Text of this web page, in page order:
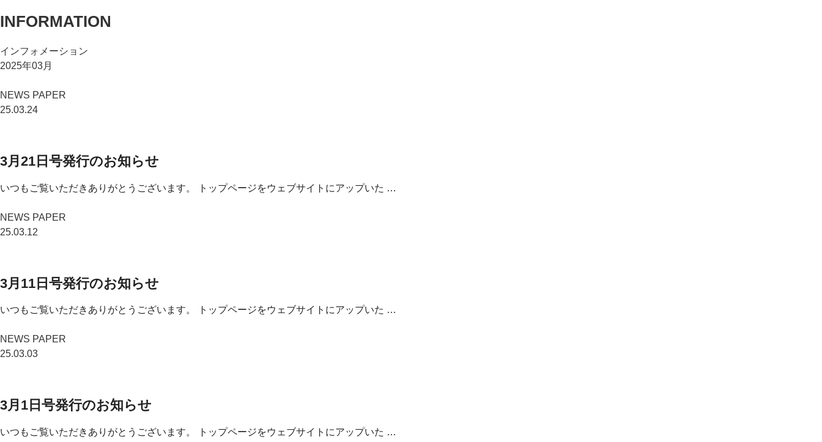
INFORMATION
インフォメーション
2025年03月
NEWS PAPER
25.03.24
3月21日号発行のお知らせ
いつもご覧いただきありがとうございます。 トップページをウェブサイトにアップいた …
NEWS PAPER
25.03.12
3月11日号発行のお知らせ
いつもご覧いただきありがとうございます。 トップページをウェブサイトにアップいた …
NEWS PAPER
25.03.03
3月1日号発行のお知らせ
いつもご覧いただきありがとうございます。 トップページをウェブサイトにアップいた …